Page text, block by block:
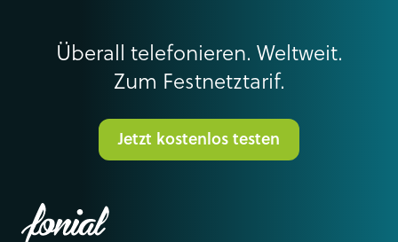
Überall telefonieren. Weltweit.
Zum Festnetztarif.
Jetzt kostenlos testen